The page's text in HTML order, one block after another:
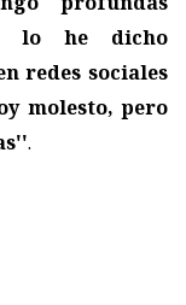
lo he dicho
redes sociales
molesto, pero
.